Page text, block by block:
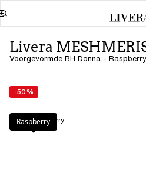
Livera
Voorgevormde BH Donna - Raspberry
-50%
Kleur: Raspberry
Raspberry